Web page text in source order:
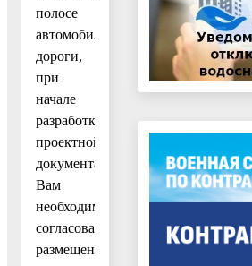
полосе
автомобильной
дороги,
при
начале
разработки
проектной
документации
Вам
необходимо
согласовать
размещение